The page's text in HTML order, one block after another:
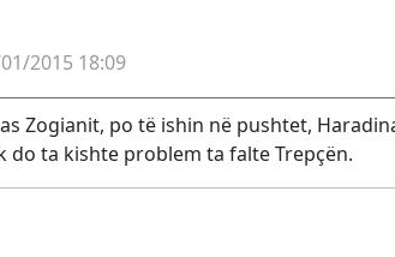
2015 18:09
Zogianit, po të ishin në pushtet,
do ta kishte problem ta falte Trepçën.